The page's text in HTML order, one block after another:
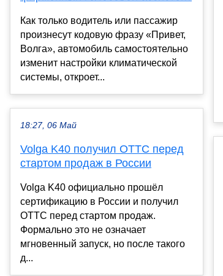
Как только водитель или пассажир
произнесут кодовую фразу «Привет,
Волга», автомобиль самостоятельно
изменит настройки климатической
системы, откроет...
18:27, 06 Май
Volga K40 получил ОТТС перед
стартом продаж в России
Volga K40 официально прошёл
сертификацию в России и получил
ОТТС перед стартом продаж.
Формально это не означает
мгновенный запуск, но после такого
д...